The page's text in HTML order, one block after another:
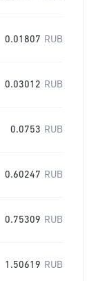
0.01807 RUB
0.03012 RUB
0.0753 RUB
0.60247 RUB
0.75309 RUB
1.50619 RUB